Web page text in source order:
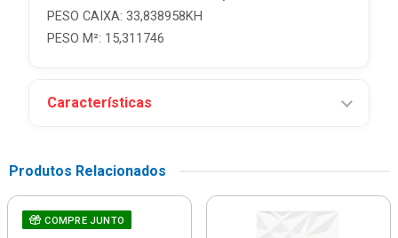
PESO CAIXA: 33,838958KH
PESO M²: 15,311746
Características
Produtos Relacionados
COMPRE JUNTO